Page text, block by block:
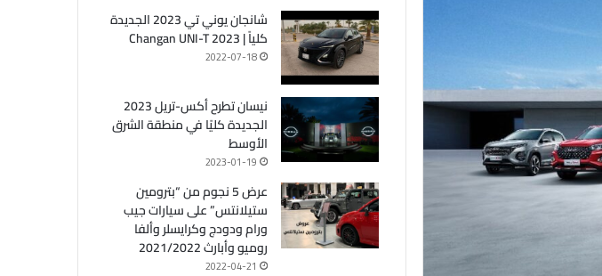
شانجان يوني تي 2023 الجديدة
كلياً | Changan UNI-T 2023
2022-07-18
نيسان تطرح أكس-تريل 2023
الجديدة كليًا في منطقة الشرق
الأوسط
2023-01-19
عرض 5 نجوم من “بترومين
ستيلانتس” على سيارات جيب
ورام ودودج وكرايسلر وألفا
روميو وأبارث 2021/2022
2022-04-21